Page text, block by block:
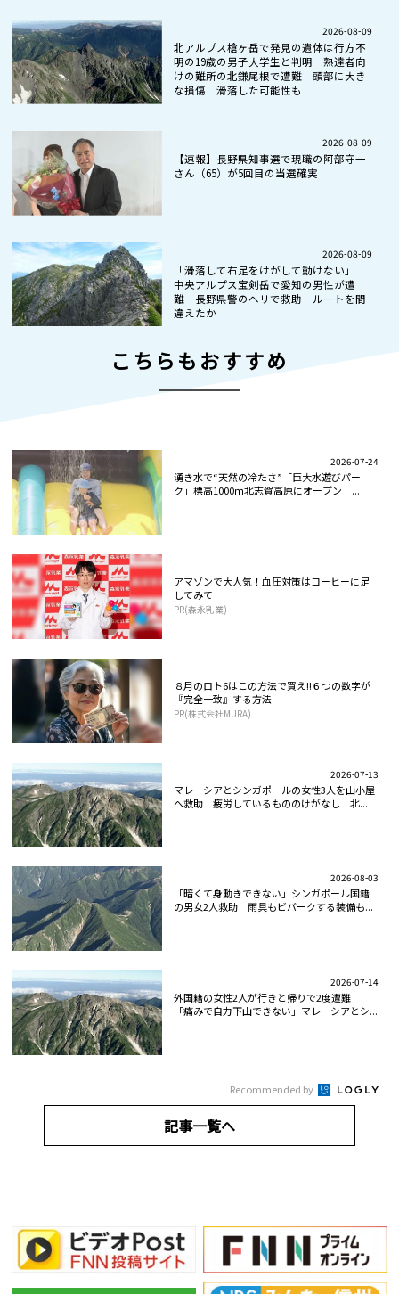
2026-08-09
北アルプス槍ヶ岳で発見の遺体は行方不
明の19歳の男子大学生と判明 熟達者向
けの難所の北鎌尾根で遭難 頭部に大き
な損傷 滑落した可能性も
2026-08-09
【速報】長野県知事選で現職の阿部守一
さん（65）が5回目の当選確実
2026-08-09
「滑落して右足をけがして動けない」
中央アルプス宝剣岳で愛知の男性が遭
難 長野県警のヘリで救助 ルートを間
違えたか
こちらもおすすめ
2026-07-24
湧き水で“天然の冷たさ”「巨大水遊びパー
ク」標高1000ｍ北志賀高原にオープン ...
アマゾンで大人気！血圧対策はコーヒーに足
してみて
PR(森永乳業)
８月のロト6はこの方法で買え!!６つの数字が
『完全一致』する方法
PR(株式会社MURA)
2026-07-13
マレーシアとシンガポールの女性3人を山小屋
へ救助 疲労しているもののけがなし 北...
2026-08-03
「暗くて身動きできない」シンガポール国籍
の男女2人救助 雨具もビバークする装備も...
2026-07-14
外国籍の女性2人が行きと帰りで2度遭難
「痛みで自力下山できない」マレーシアとシ...
Recommended by
記事一覧へ